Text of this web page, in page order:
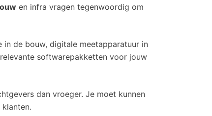
en infra vragen tegenwoordig om
de bouw, digitale meetapparatuur in
softwarepakketten voor jouw
dan vroeger. Je moet kunnen